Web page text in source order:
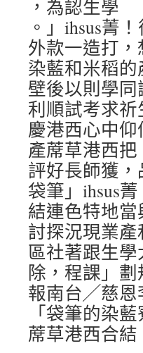
，為認生學
。」ihsus菁
外款一造打
染藍和米稻
壁後以則學
利順試考求
慶港西心中
產蓆草港西
評好長師獲
袋筆」ihsus
結連色特地
討探況現業
區社著跟生
除，程課」
報南台╱慈恩
「袋筆的染
蓆草港西合結